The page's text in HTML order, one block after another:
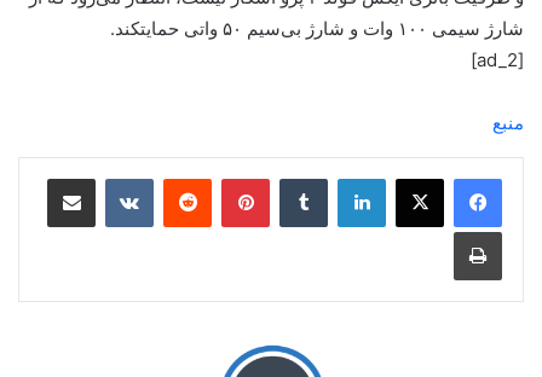
شارژ سیمی ۱۰۰ وات و شارژ بی‌سیم ۵۰ واتی حمایتکند.
[ad_2]
منبع